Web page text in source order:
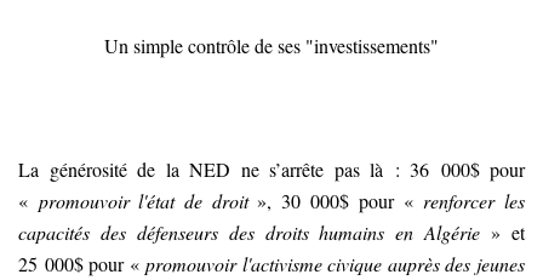
Un simple contrôle de ses "investissements"
La générosité de la NED ne s’arrête pas là : 36 000$ pour
« promouvoir l'état de droit», 30 000$ pour « renforcer les
capacités des défenseurs des droits humains en Algérie » et
25 000$ pour «promouvoir l'activisme civique auprès des jeunes